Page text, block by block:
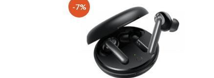
-7%